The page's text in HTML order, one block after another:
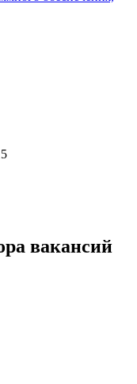
вакансий